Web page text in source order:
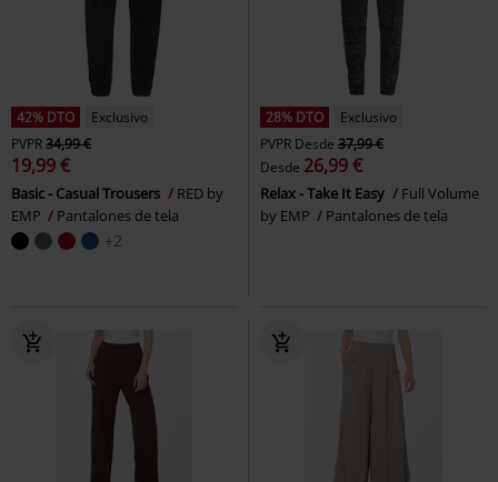
42% DTO
Exclusivo
PVPR34,99 €
19,99 €
Basic - Casual Trousers
RED by
EMP
Pantalones de tela
+2
28% DTO
Exclusivo
PVPR Desde 37,99 €
Desde 26,99 €
Relax - Take It Easy
Full Volume
by EMP
Pantalones de tela